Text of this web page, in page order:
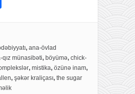
e
, ana-övlad
qız münasibəti, böyümə, chick-
, mistika, özünə inam,
, şəkər kraliçası, the sugar